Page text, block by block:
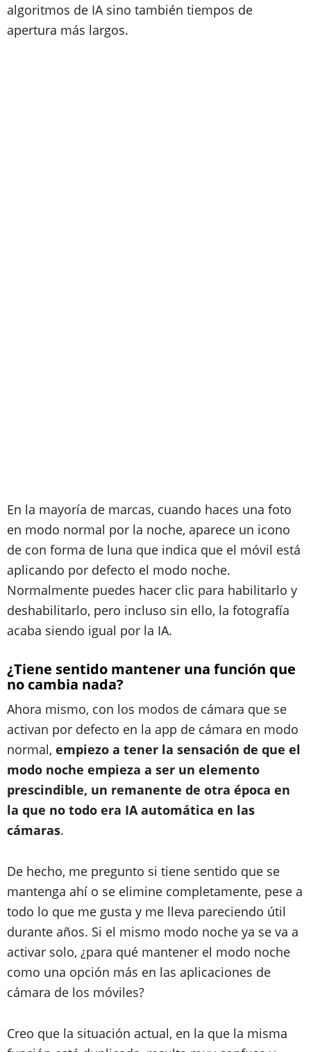
algoritmos de IA sino también tiempos de
apertura más largos.
En la mayoría de marcas, cuando haces una foto
en modo normal por la noche, aparece un icono
de con forma de luna que indica que el móvil está
aplicando por defecto el modo noche.
Normalmente puedes hacer clic para habilitarlo y
deshabilitarlo, pero incluso sin ello, la fotografía
acaba siendo igual por la IA.
¿Tiene sentido mantener una función que
no cambia nada?
Ahora mismo, con los modos de cámara que se
activan por defecto en la app de cámara en modo
normal, empiezo a tener la sensación de que el
modo noche empieza a ser un elemento
prescindible, un remanente de otra época en
la que no todo era IA automática en las
cámaras.
De hecho, me pregunto si tiene sentido que se
mantenga ahí o se elimine completamente, pese a
todo lo que me gusta y me lleva pareciendo útil
durante años. Si el mismo modo noche ya se va a
activar solo, ¿para qué mantener el modo noche
como una opción más en las aplicaciones de
cámara de los móviles?
Creo que la situación actual, en la que la misma